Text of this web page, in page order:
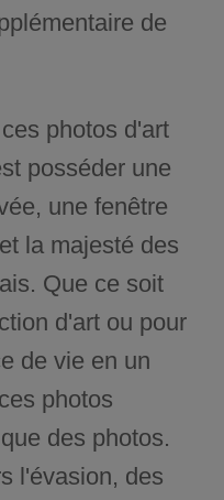
de
photos d'art
posséder une
une fenêtre
la majesté des
Que ce soit
d'art ou pour
de vie en un
photos
des photos.
l'évasion, des